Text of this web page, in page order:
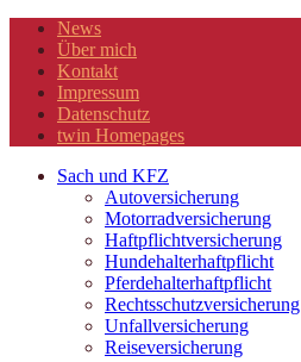
News
Über mich
Kontakt
Impressum
Datenschutz
twin Homepages
Sach und KFZ
Autoversicherung
Motorradversicherung
Haftpflichtversicherung
Hundehalterhaftpflicht
Pferdehalterhaftpflicht
Rechtsschutzversicherung
Unfallversicherung
Reiseversicherung